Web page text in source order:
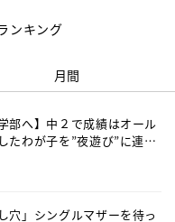
ンキング
月間
部へ】中２で成績はオール
たわが子を”夜遊び”に連れ
穴」シングルマザーを待っ